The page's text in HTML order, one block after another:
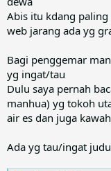
Abis itu kdang
web jarang ada yg
Bagi penggemar
yg ingat/tau
Dulu saya pernah
manhua) yg tokoh
air es dan juga
Ada yg tau/ingat